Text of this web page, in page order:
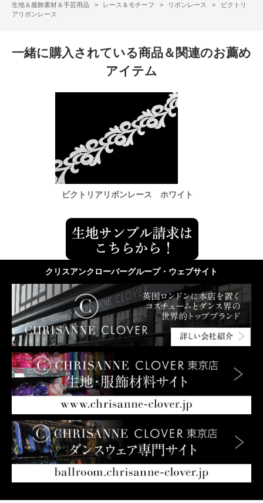
生地＆服飾素材＆手芸用品 > レース＆モチーフ > リボンレース >
ビクトリ
アリボンレース
一緒に購入されている商品＆関連のお薦め
アイテム
ビクトリアリボンレース ホワイト
クリスアンクローバーグループ・ウェブサイト